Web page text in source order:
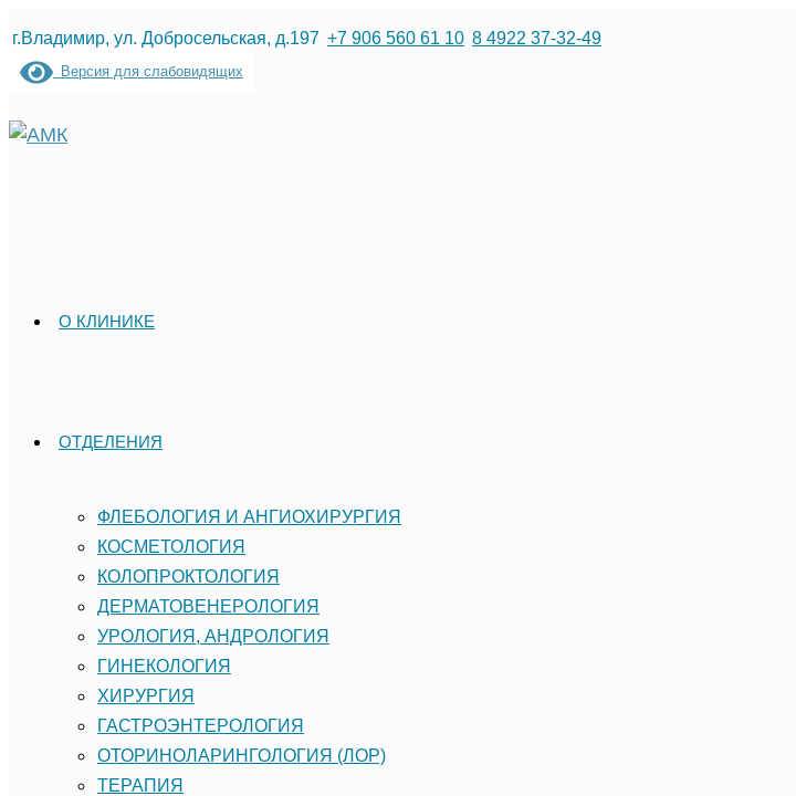
содержимому
г.Владимир, ул. Добросельская, д.197 +7 906 560 61 10 8 4922 37-32-49
Версия для слабовидящих
О КЛИНИКЕ
ОТДЕЛЕНИЯ
ФЛЕБОЛОГИЯ И АНГИОХИРУРГИЯ
КОСМЕТОЛОГИЯ
КОЛОПРОКТОЛОГИЯ
ДЕРМАТОВЕНЕРОЛОГИЯ
УРОЛОГИЯ, АНДРОЛОГИЯ
ГИНЕКОЛОГИЯ
ХИРУРГИЯ
ГАСТРОЭНТЕРОЛОГИЯ
ОТОРИНОЛАРИНГОЛОГИЯ (ЛОР)
ТЕРАПИЯ